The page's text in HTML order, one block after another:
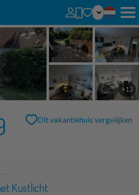
huizen toevoegen aan uw favorieten door op het
+13
Dit vakantiehuis vergelijken
Kustlicht